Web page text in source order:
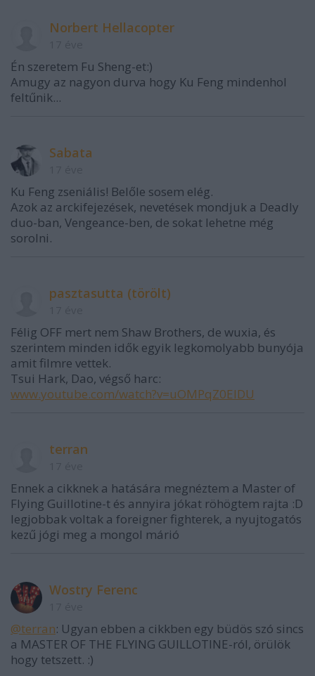
Norbert Hellacopter
Én szeretem Fu Sheng-et:)
Amugy az nagyon durva hogy Ku Feng mindenhol
feltűnik...
Sabata
Ku Feng zseniális! Belőle sosem elég.
Azok az arckifejezések, nevetések mondjuk a Deadly
duo-ban, Vengeance-ben, de sokat lehetne még
sorolni.
pasztasutta (törölt)
Félig OFF mert nem Shaw Brothers, de wuxia, és
szerintem minden idők egyik legkomolyabb bunyója
amit filmre vettek.
Tsui Hark, Dao, végső harc:
www.youtube.com/watch?v=uOMPqZ0EIDU
terran
Ennek a cikknek a hatására megnéztem a Master of
Flying Guillotine-t és annyira jókat röhögtem rajta :D
legjobbak voltak a foreigner fighterek, a nyujtogatós
kezű jógi meg a mongol márió
Wostry Ferenc
@terran: Ugyan ebben a cikkben egy büdös szó sincs
a MASTER OF THE FLYING GUILLOTINE-ról, örülök
hogy tetszett. :)